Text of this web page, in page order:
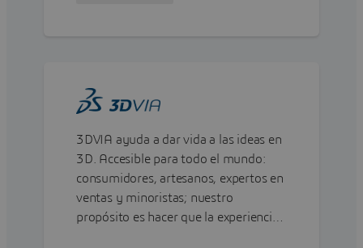
3DVIA ayuda a dar vida a las ideas en
3D. Accesible para todo el mundo:
consumidores, artesanos, expertos en
ventas y minoristas; nuestro
propósito es hacer que la experiencia